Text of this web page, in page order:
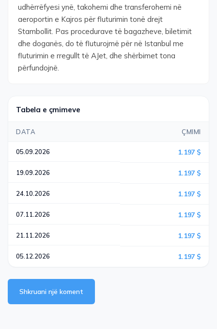
udhërrëfyesi ynë, takohemi dhe transferohemi në
aeroportin e Kajros për fluturimin tonë drejt
Stambollit. Pas procedurave të bagazheve, biletimit
dhe doganës, do të fluturojmë për në Istanbul me
fluturimin e rregullt të AJet, dhe shërbimet tona
përfundojnë.
Tabela e çmimeve
DATA ÇMIMI
05.09.2026 1.197 $
19.09.2026 1.197 $
24.10.2026 1.197 $
07.11.2026 1.197 $
21.11.2026 1.197 $
05.12.2026 1.197 $
Shkruani një koment